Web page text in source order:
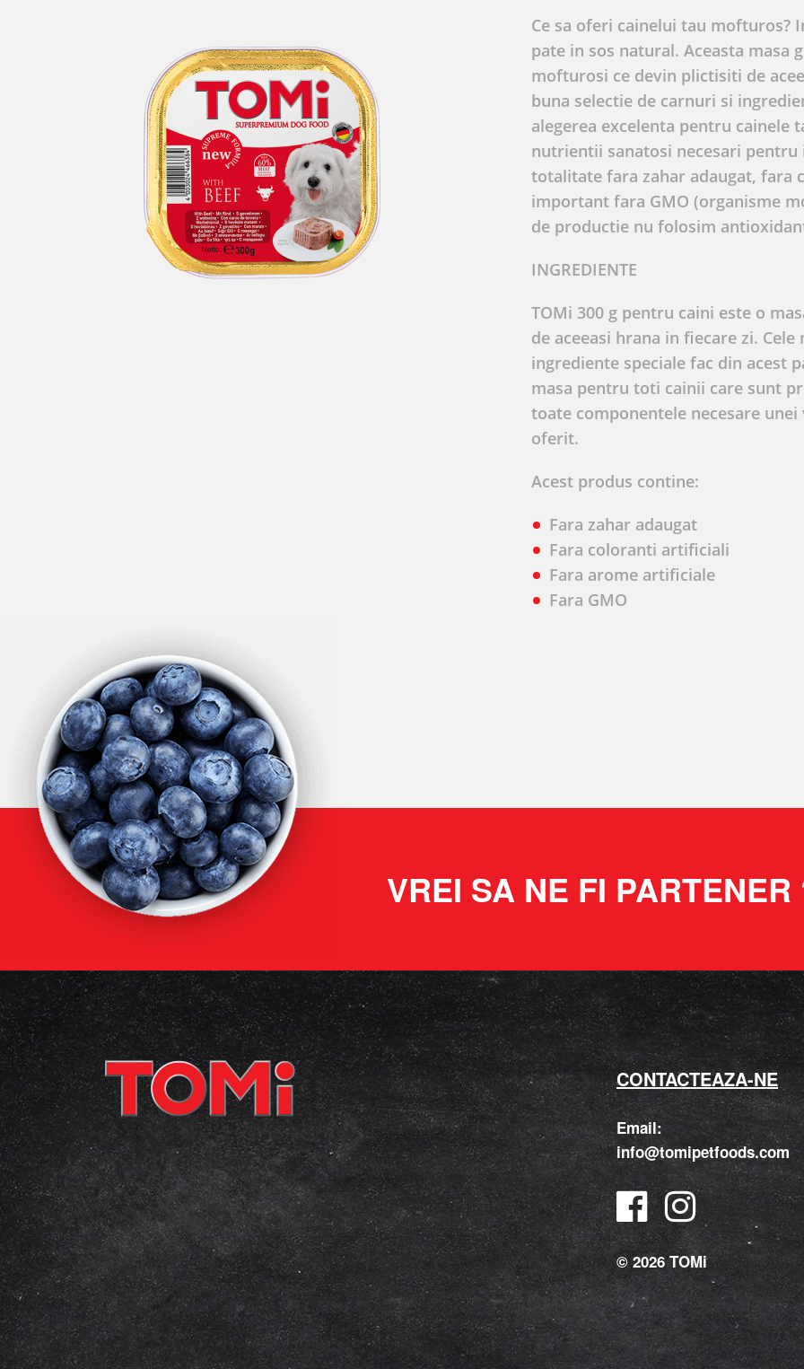
Ce sa oferi cainelui tau mofturos?
pate in sos natural. Aceasta masa
mofturosi ce devin plictisiti de
buna selectie de carnuri si
alegerea excelenta pentru
nutrientii sanatosi necesari pentru
totalitate fara zahar adaugat, fara
important fara GMO (organisme
de productie nu folosim
INGREDIENTE
TOMi 300 g pentru caini este o
de aceeasi hrana in fiecare zi.
ingrediente speciale fac din acest
masa pentru toti cainii care sunt
toate componentele necesare
oferit.
Acest produs contine:
Fara zahar adaugat
Fara coloranti artificiali
Fara arome artificiale
Fara GMO
VREI SA NE FI PARTENER
CONTACTEAZA-NE
Email:
info@tomipetfoods.com
© 2026 TOMi